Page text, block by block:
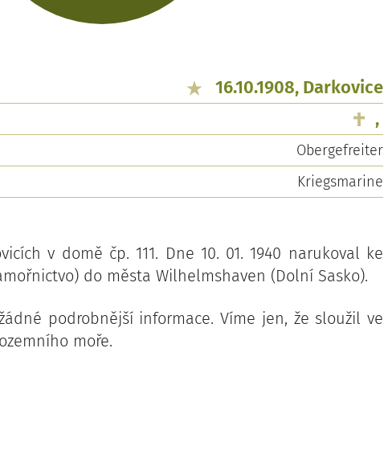
16.10.1908, Darkovice
,
Obergefreiter
Kriegsmarine
v domě čp. 111. Dne 10. 01. 1940 narukoval ke
do města Wilhelmshaven (Dolní Sasko).
podrobnější informace. Víme jen, že sloužil ve
moře.